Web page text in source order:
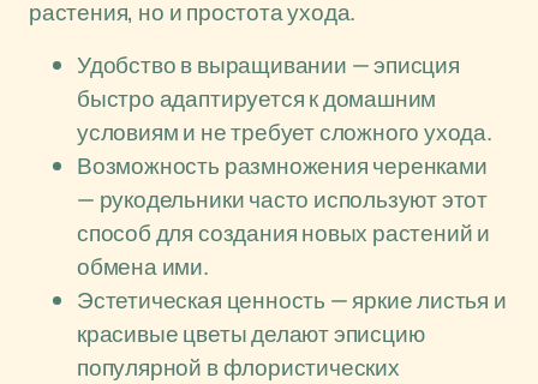
растения, но и простота ухода.
Удобство в выращивании — эписция
быстро адаптируется к домашним
условиям и не требует сложного ухода.
Возможность размножения черенками
— рукодельники часто используют этот
способ для создания новых растений и
обмена ими.
Эстетическая ценность — яркие листья и
красивые цветы делают эписцию
популярной в флористических